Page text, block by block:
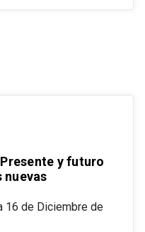
y futuro
nuevas
16 de Diciembre de